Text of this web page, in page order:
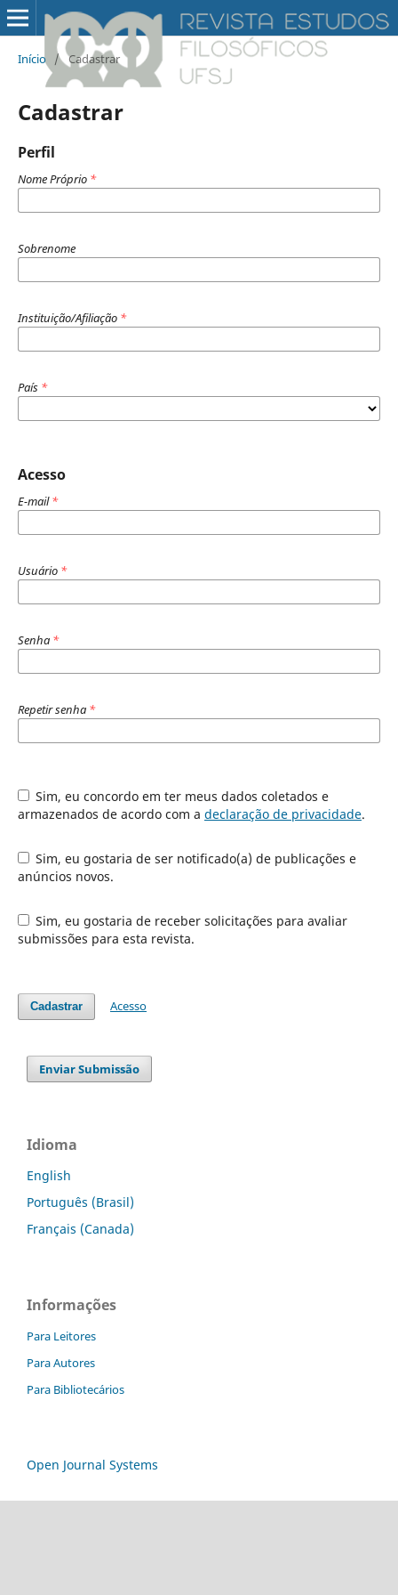
Início / Cadastrar
Cadastrar
Perfil
Nome Próprio *
Sobrenome
Instituição/Afiliação *
País *
Acesso
E-mail*
Usuário *
Senha *
Repetir senha *
Sim, eu concordo em ter meus dados coletados e
armazenados de acordo com a declaração de privacidade.
Sim, eu gostaria de ser notificado(a) de publicações e
anúncios novos.
Sim, eu gostaria de receber solicitações para avaliar
submissões para esta revista.
Cadastrar Acesso
Enviar Submissão
Idioma
English
Português (Brasil)
Français (Canada)
Informações
Para Leitores
Para Autores
Para Bibliotecários
Open Journal Systems